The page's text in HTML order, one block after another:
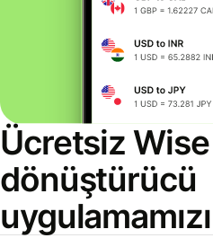
Ücretsiz
dönüştürücü